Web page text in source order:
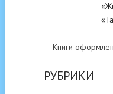
Книги
РУБРИКИ